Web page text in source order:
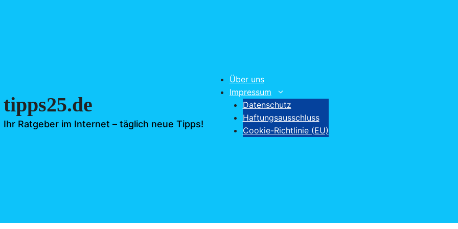
tipps25.de
Ihr Ratgeber im Internet – täglich neue Tipps!
Über uns
Impressum
Datenschutz
Haftungsausschluss
Cookie-Richtlinie (EU)